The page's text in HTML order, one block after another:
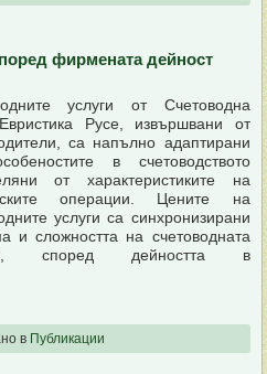
фирмената дейност
услуги от Счетоводна
Русе, извършвани от
са напълно адаптирани
в счетоводството
от характеристиките на
операции. Цените на
услуги са синхронизирани
и сложността на счетоводната
според дейността в
в Публикации